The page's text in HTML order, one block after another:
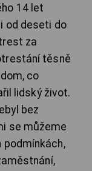
14 let
od deseti do
za
těsně
co
lidský život.
bez
se můžeme